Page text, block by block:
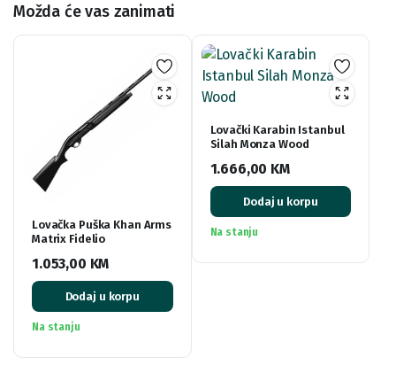
Možda će vas zanimati
Lovačka Puška Khan Arms
Matrix Fidelio
1.053,00 KM
Dodaj u korpu
Na stanju
Lovački Karabin Istanbul
Silah Monza Wood
1.666,00 KM
Dodaj u korpu
Na stanju